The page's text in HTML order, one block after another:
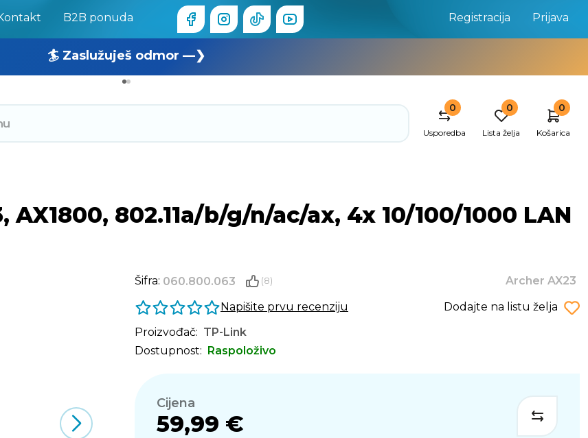
B2B ponuda Registracija Prijava
🏄 Zaslužuješ odmor —❯
🔥 OUTLET: TOTALNA RASPRODAJA —❯
0
Usporedba
0
Lista želja
0
Košarica
802.11a/b/g/n/ac/ax, 4x 10/100/1000 LAN
Šifra: 060.800.063 (8)
Archer AX23
Napišite prvu recenziju
Dodajte na listu želja
Proizvođač: TP-Link
Dostupnost: Raspoloživo
Cijena
59,99 €